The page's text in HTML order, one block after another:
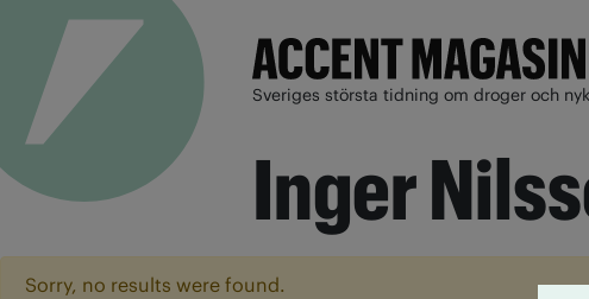
Sveriges största tidning om droger och
Inger
Sorry, no results were found.